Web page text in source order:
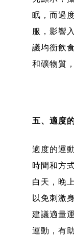
眠，而過
服，影響
議均衡飲
和礦物質
五、適度
適度的運
時間和方
白天，晚
以免刺激
建議適量
運動，有